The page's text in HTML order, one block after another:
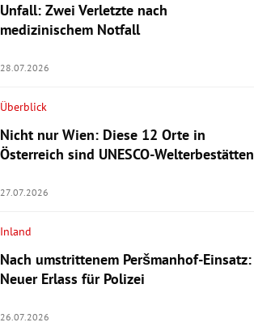
Unfall: Zwei Verletzte nach
medizinischem Notfall
28.07.2026
Überblick
Nicht nur Wien: Diese 12 Orte in
Österreich sind UNESCO-Welterbestätten
27.07.2026
Inland
Nach umstrittenem Peršmanhof-Einsatz:
Neuer Erlass für Polizei
26.07.2026